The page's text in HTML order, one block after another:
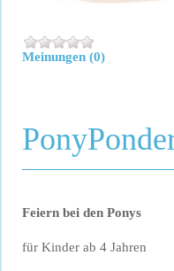
Meinungen (0)
Feiern bei den Ponys
für Kinder ab 4 Jahren